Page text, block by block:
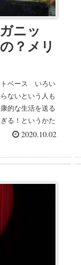
ニッ
？メリ
トベース いろい
ないという人も
的な生活を送る
る！というかた
ックの違いを中
2020.10.02